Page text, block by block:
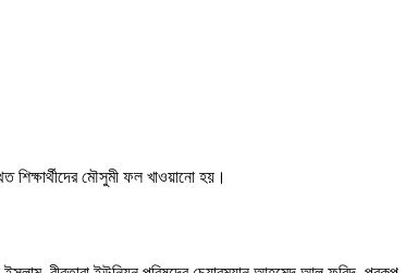
শিক্ষার্থীদের মৌসুমী ফল খাওয়ানো হয়।